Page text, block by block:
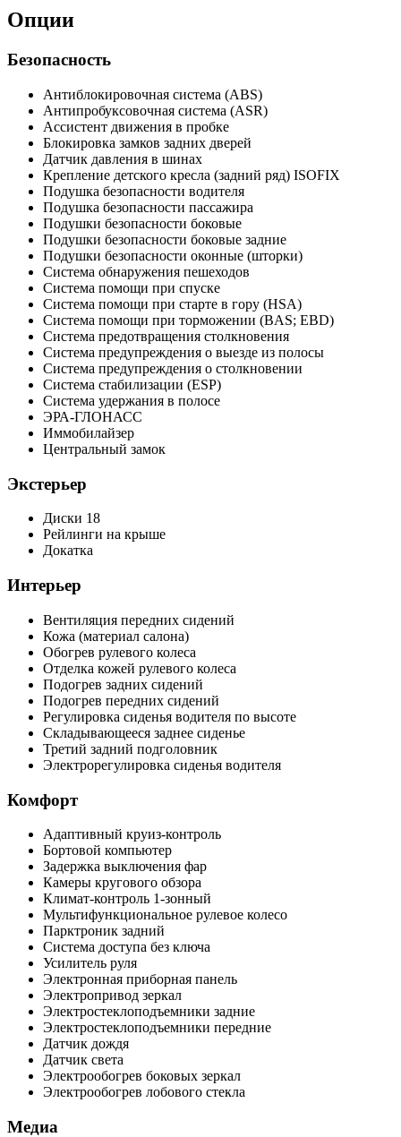
Опции
Безопасность
Антиблокировочная система (ABS)
Антипробуксовочная система (ASR)
Ассистент движения в пробке
Блокировка замков задних дверей
Датчик давления в шинах
Крепление детского кресла (задний ряд) ISOFIX
Подушка безопасности водителя
Подушка безопасности пассажира
Подушки безопасности боковые
Подушки безопасности боковые задние
Подушки безопасности оконные (шторки)
Система обнаружения пешеходов
Система помощи при спуске
Система помощи при старте в гору (HSA)
Система помощи при торможении (BAS; EBD)
Система предотвращения столкновения
Система предупреждения о выезде из полосы
Система предупреждения о столкновении
Система стабилизации (ESP)
Система удержания в полосе
ЭРА-ГЛОНАСС
Иммобилайзер
Центральный замок
Экстерьер
Диски 18
Рейлинги на крыше
Докатка
Интерьер
Вентиляция передних сидений
Кожа (материал салона)
Обогрев рулевого колеса
Отделка кожей рулевого колеса
Подогрев задних сидений
Подогрев передних сидений
Регулировка сиденья водителя по высоте
Складывающееся заднее сиденье
Третий задний подголовник
Электрорегулировка сиденья водителя
Комфорт
Адаптивный круиз-контроль
Бортовой компьютер
Задержка выключения фар
Камеры кругового обзора
Климат-контроль 1-зонный
Мультифункциональное рулевое колесо
Парктроник задний
Система доступа без ключа
Усилитель руля
Электронная приборная панель
Электропривод зеркал
Электростеклоподъемники задние
Электростеклоподъемники передние
Датчик дождя
Датчик света
Электрообогрев боковых зеркал
Электрообогрев лобового стекла
Медиа